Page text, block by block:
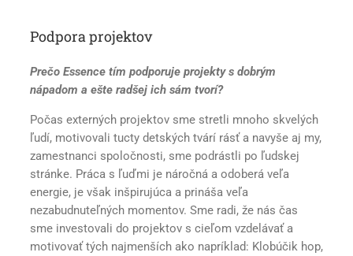
Podpora projektov
Prečo Essence tím podporuje projekty s dobrým
nápadom a ešte radšej ich sám tvorí?
Počas externých projektov sme stretli mnoho skvelých
ľudí, motivovali tucty detských tvárí rásť a navyše aj my,
zamestnanci spoločnosti, sme podrástli po ľudskej
stránke. Práca s ľuďmi je náročná a odoberá veľa
energie, je však inšpirujúca a prináša veľa
nezabudnuteľných momentov. Sme radi, že nás čas
sme investovali do projektov s cieľom vzdelávať a
motivovať tých najmenších ako napríklad: Klobúčik hop,